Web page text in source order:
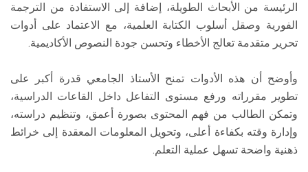
الرئيسة من الأبحاث الطويلة، إضافة إلى الاستفادة من الترجمة
الفورية وصقل أسلوب الكتابة العلمية، مع الاعتماد على أدوات
تحرير متقدمة تعالج الأخطاء وتحسن جودة النصوص الأكاديمية.
وأوضح أن هذه الأدوات تمنح الأستاذ الجامعي قدرة أكبر على
تطوير مقرراته ورفع مستوى التفاعل داخل القاعات الدراسية،
وتمكن الطالب من فهم المحتوى بصورة أعمق، وتنظيم دراسته،
وإدارة وقته بكفاءة أعلى، وتحويل المعلومات المعقدة إلى خرائط
ذهنية واضحة تسهل عملية التعلم.